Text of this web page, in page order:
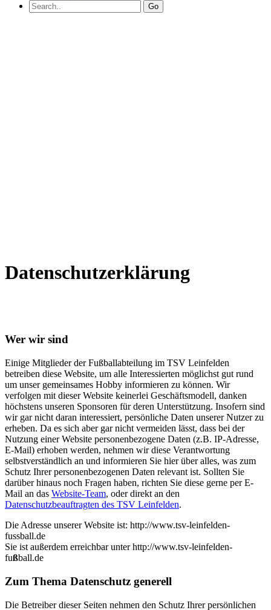
Go
Datenschutzerklärung
Wer wir sind
Einige Mitglieder der Fußballabteilung im TSV Leinfelden
betreiben diese Website, um alle Interessierten möglichst gut rund
um unser gemeinsames Hobby informieren zu können. Wir
verfolgen mit dieser Website keinerlei Geschäftsmodell, danken
höchstens unseren Sponsoren für deren Unterstützung. Insofern sind
wir gar nicht daran interessiert, persönliche Daten unserer Nutzer zu
erheben. Da es sich aber gar nicht vermeiden lässt, dass bei der
Nutzung einer Website personenbezogene Daten (z.B. IP-Adresse,
E-Mail) erhoben werden, nehmen wir diese Verantwortung
selbstverständlich an und informieren Sie hier über alles, was zum
Schutz Ihrer personenbezogenen Daten relevant ist. Sollten Sie
darüber hinaus noch Fragen haben, richten Sie diese gerne per E-
Mail an das Website-Team, oder direkt an den
Datenschutzbeauftragten des TSV Leinfelden.
Die Adresse unserer Website ist: http://www.tsv-leinfelden-
fussball.de
Sie ist außerdem erreichbar unter http://www.tsv-leinfelden-
fußball.de
Zum Thema Datenschutz generell
Die Betreiber dieser Seiten nehmen den Schutz Ihrer persönlichen